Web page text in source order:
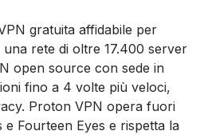
gratuita affidabile per
rete di oltre 17.400 server
open source con sede in
fino a 4 volte più veloci,
Proton VPN opera fuori
e Fourteen Eyes e rispetta la